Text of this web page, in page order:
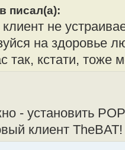
писал(а):
не
на здоровье
так, кстати, тоже
- установить
клиент